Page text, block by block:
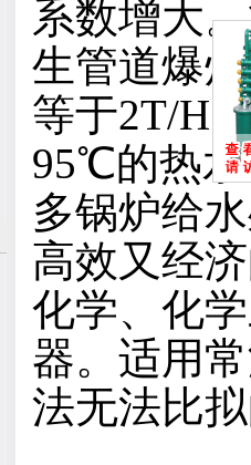
系数增大
生管道爆
等于2T/H
95℃的热
多锅炉给
高效又经
化学、化
器。适用
法无法比